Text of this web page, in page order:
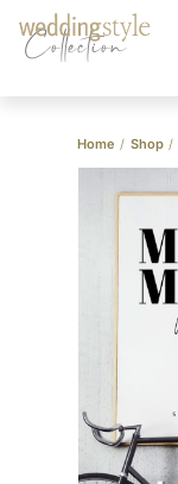
Collection
Home / Shop /